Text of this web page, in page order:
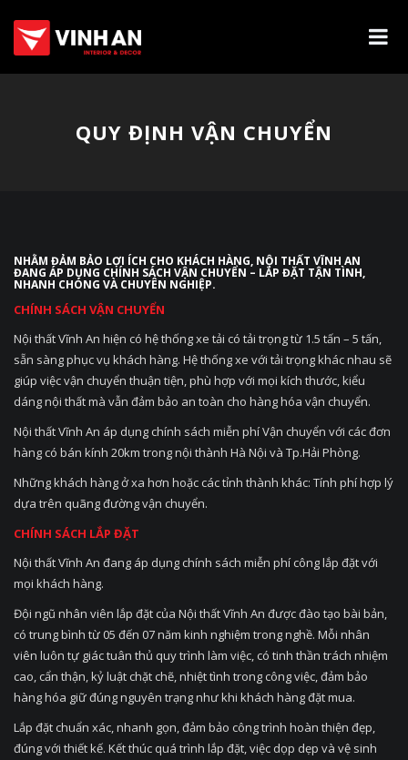
QUY ĐỊNH VẬN CHUYỂN
NHẰM ĐẢM BẢO LỢI ÍCH CHO KHÁCH HÀNG, NỘI THẤT VĨNH AN
ĐANG ÁP DỤNG CHÍNH SÁCH VẬN CHUYỂN – LẮP ĐẶT TẬN TÌNH,
NHANH CHÓNG VÀ CHUYÊN NGHIỆP.
CHÍNH SÁCH VẬN CHUYỂN
Nội thất Vĩnh An hiện có hệ thống xe tải có tải trọng từ 1.5 tấn – 5 tấn,
sẵn sàng phục vụ khách hàng. Hệ thống xe với tải trọng khác nhau sẽ
giúp việc vận chuyển thuận tiện, phù hợp với mọi kích thước, kiểu
dáng nội thất mà vẫn đảm bảo an toàn cho hàng hóa vận chuyển.
Nội thất Vĩnh An áp dụng chính sách miễn phí Vận chuyển với các đơn
hàng có bán kính 20km trong nội thành Hà Nội và Tp.Hải Phòng.
Những khách hàng ở xa hơn hoặc các tỉnh thành khác: Tính phí hợp lý
dựa trên quãng đường vận chuyển.
CHÍNH SÁCH LẮP ĐẶT
Nội thất Vĩnh An đang áp dụng chính sách miễn phí công lắp đặt với
mọi khách hàng.
Đội ngũ nhân viên lắp đặt của Nội thất Vĩnh An được đào tạo bài bản,
có trung bình từ 05 đến 07 năm kinh nghiệm trong nghề. Mỗi nhân
viên luôn tự giác tuân thủ quy trình làm việc, có tinh thần trách nhiệm
cao, cẩn thận, kỷ luật chặt chẽ, nhiệt tình trong công việc, đảm bảo
hàng hóa giữ đúng nguyên trạng như khi khách hàng đặt mua.
Lắp đặt chuẩn xác, nhanh gọn, đảm bảo công trình hoàn thiện đẹp,
đúng với thiết kế. Kết thúc quá trình lắp đặt, việc dọp dẹp và vệ sinh